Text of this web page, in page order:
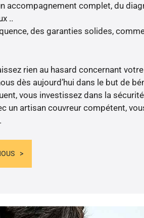
accompagnement complet, du
..
des garanties solides,
rien au hasard concernant
dès aujourd’hui dans le but de
vous investissez dans la
un artisan couvreur compétent,